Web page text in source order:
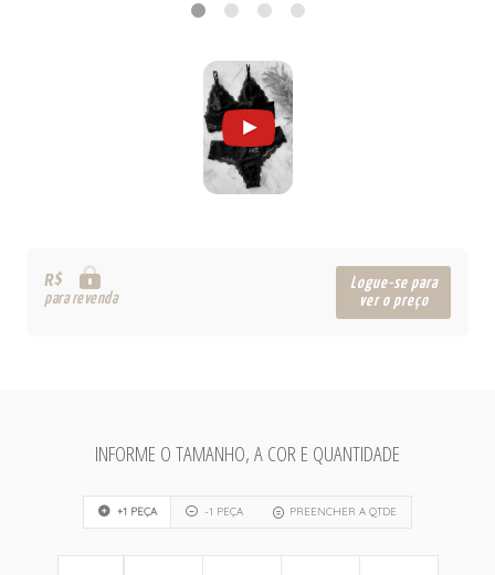
R$
para revenda
Logue-se para
ver o preço
INFORME O TAMANHO, A COR E QUANTIDADE
+1 PEÇA -1 PEÇA PREENCHER A QTDE